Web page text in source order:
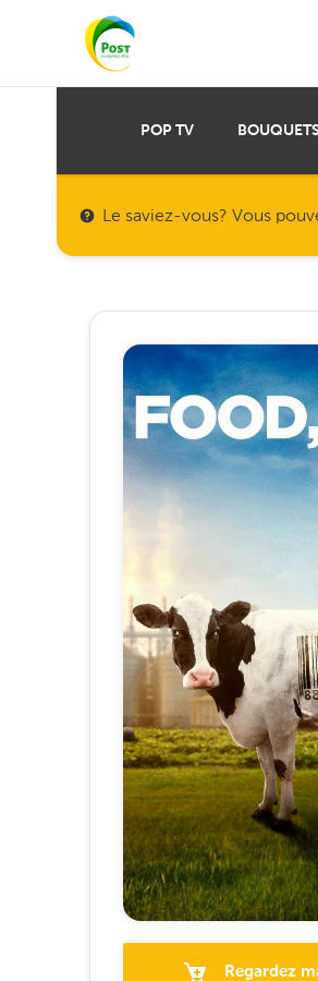
POP TV
Le saviez-vous? Vous
Regardez